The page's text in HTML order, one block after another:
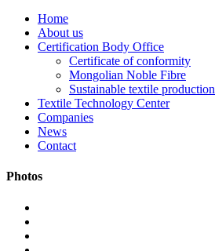
Home
About us
Certification Body Office
Certificate of conformity
Mongolian Noble Fibre
Sustainable textile production
Textile Technology Center
Companies
News
Contact
Photos